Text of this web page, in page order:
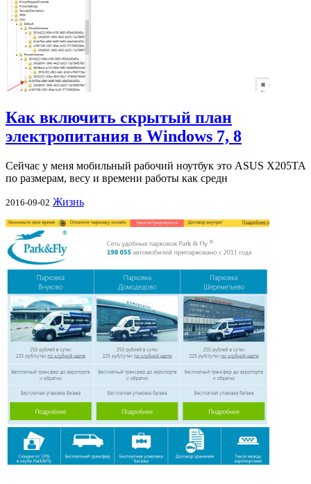
Как включить скрытый план
электропитания в Windows 7, 8
Сейчас у меня мобильный рабочий ноутбук это ASUS X205TA
по размерам, весу и времени работы как средн
2016-09-02 Жизнь